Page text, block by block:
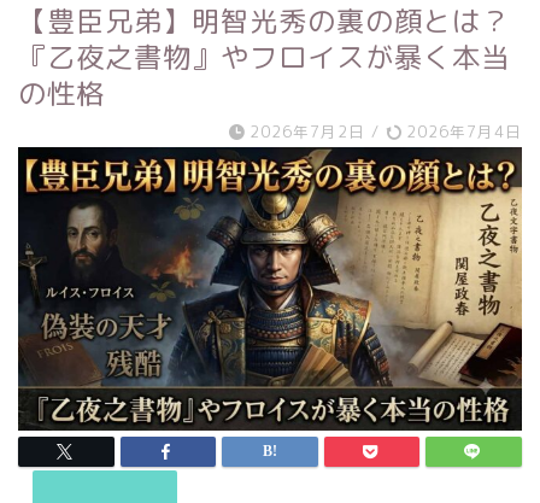
【豊臣兄弟】明智光秀の裏の顔とは？
『乙夜之書物』やフロイスが暴く本当
の性格
2026年7月2日 / 2026年7月4日